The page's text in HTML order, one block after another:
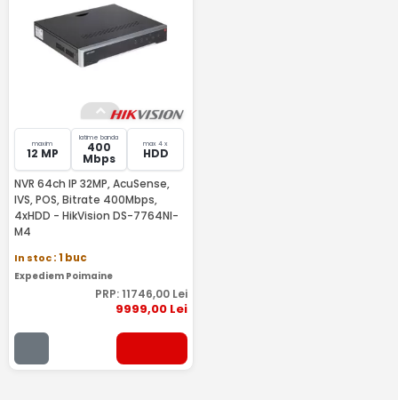
maxim
12 MP
latime banda
400
Mbps
max 4 x
HDD
NVR 64ch IP 32MP, AcuSense,
IVS, POS, Bitrate 400Mbps,
4xHDD - HikVision DS-7764NI-
M4
In stoc: 1 buc
Expediem Poimaine
PRP: 11746,00Lei
9999,00Lei